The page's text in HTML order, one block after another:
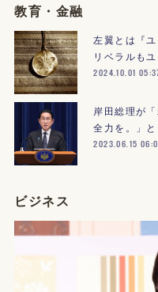
教育・金融
左翼とは『
リベラルも
2024.10.01
岸田総理が
全力を。」と
2023.06.15
ビジネス